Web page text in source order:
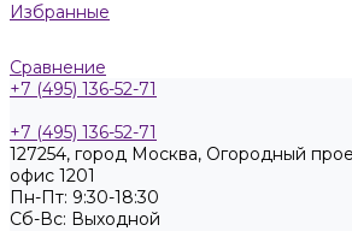
Избранные
Сравнение
+7 (495) 136-52-71
+7 (495) 136-52-71
127254, город Москва, Огородный
офис 1201
Пн-Пт: 9:30-18:30
Cб-Вс: Выходной